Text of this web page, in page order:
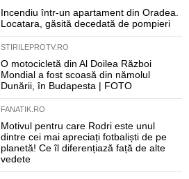
Incendiu într-un apartament din Oradea.
Locatara, găsită decedată de pompieri
STIRILEPROTV.RO
O motocicletă din Al Doilea Război
Mondial a fost scoasă din nămolul
Dunării, în Budapesta | FOTO
FANATIK.RO
Motivul pentru care Rodri este unul
dintre cei mai apreciați fotbaliști de pe
planetă! Ce îl diferențiază față de alte
vedete